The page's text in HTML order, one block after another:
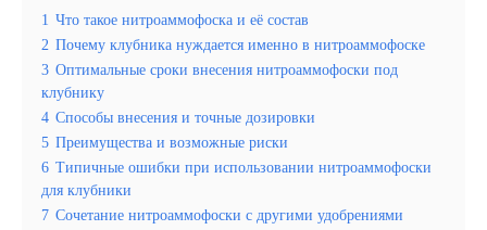
1 Что такое нитроаммофоска и её состав
2 Почему клубника нуждается именно в нитроаммофоске
3 Оптимальные сроки внесения нитроаммофоски под
клубнику
4 Способы внесения и точные дозировки
5 Преимущества и возможные риски
6 Типичные ошибки при использовании нитроаммофоски
для клубники
7 Сочетание нитроаммофоски с другими удобрениями